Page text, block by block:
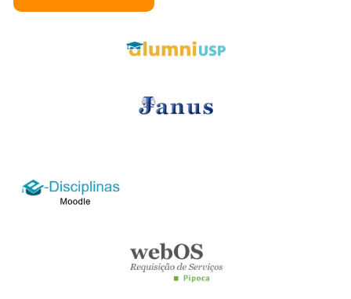
logo_e-disciplinas.png